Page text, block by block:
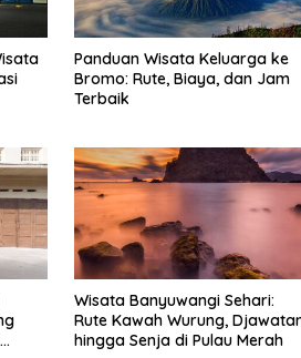
Panduan Wisata Keluarga ke
Bromo: Rute, Biaya, dan Jam
Terbaik
Wisata Banyuwangi Sehari:
Rute Kawah Wurung,
hingga Senja di Pulau Merah